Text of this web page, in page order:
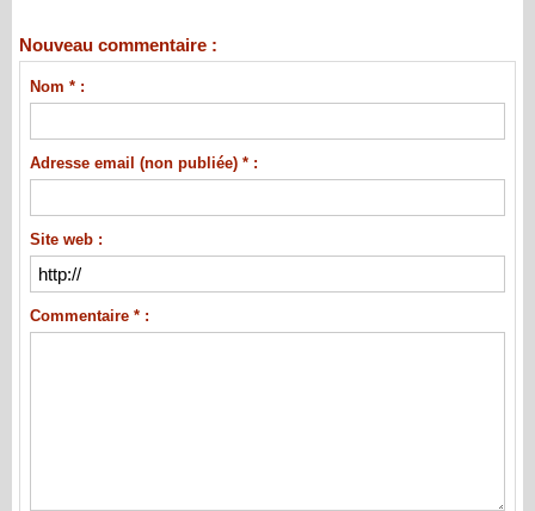
Nouveau commentaire :
Nom * :
Adresse email (non publiée) * :
Site web :
Commentaire * :